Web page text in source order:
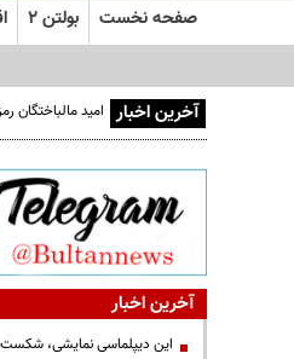
صفحه نخست بولتن ۲
آخرین اخبار امید مالباختگان
آخرین اخبار
این دیپلماسی نمایشی،